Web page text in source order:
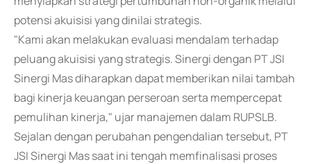
potensi akuisisi yang dinilai strategis.
"Kami akan melakukan evaluasi mendalam terhadap
peluang akuisisi yang strategis. Sinergi dengan PT JSI
Sinergi Mas diharapkan dapat memberikan nilai tambah
bagi kinerja keuangan perseroan serta mempercepat
pemulihan kinerja," ujar manajemen dalam RUPSLB.
Sejalan dengan perubahan pengendalian tersebut, PT
JSI Sinergi Mas saat ini tengah memfinalisasi proses